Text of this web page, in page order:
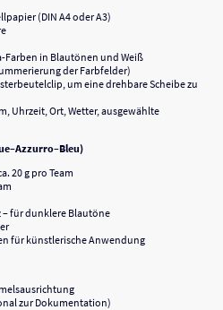
(DIN A4 oder A3)
Farben in Blautönen und Weiß
der Farbfelder)
um eine drehbare Scheibe zu
Uhrzeit, Ort, Wetter, ausgewählte
20 g pro Team
für dunklere Blautöne
für künstlerische Anwendung
zur Dokumentation)